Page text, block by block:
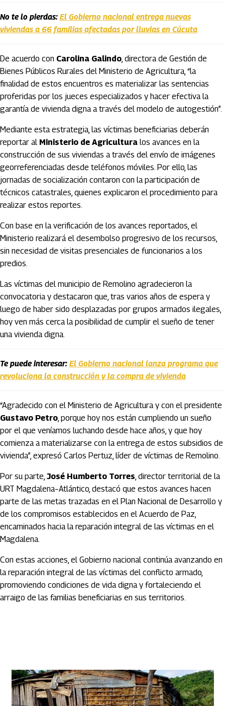
No te lo pierdas: El Gobierno nacional entrega nuevas
viviendas a 66 familias afectadas por lluvias en Cúcuta
De acuerdo con Carolina Galindo, directora de Gestión de
Bienes Públicos Rurales del Ministerio de Agricultura, “la
finalidad de estos encuentros es materializar las sentencias
proferidas por los jueces especializados y hacer efectiva la
garantía de vivienda digna a través del modelo de autogestión”.
Mediante esta estrategia, las víctimas beneficiarias deberán
reportar al Ministerio de Agricultura los avances en la
construcción de sus viviendas a través del envío de imágenes
georreferenciadas desde teléfonos móviles. Por ello, las
jornadas de socialización contaron con la participación de
técnicos catastrales, quienes explicaron el procedimiento para
realizar estos reportes.
Con base en la verificación de los avances reportados, el
Ministerio realizará el desembolso progresivo de los recursos,
sin necesidad de visitas presenciales de funcionarios a los
predios.
Las víctimas del municipio de Remolino agradecieron la
convocatoria y destacaron que, tras varios años de espera y
luego de haber sido desplazadas por grupos armados ilegales,
hoy ven más cerca la posibilidad de cumplir el sueño de tener
una vivienda digna.
Te puede interesar: El Gobierno nacional lanza programa que
revoluciona la construcción y la compra de vivienda
“Agradecido con el Ministerio de Agricultura y con el presidente
Gustavo Petro, porque hoy nos están cumpliendo un sueño
por el que veníamos luchando desde hace años, y que hoy
comienza a materializarse con la entrega de estos subsidios de
vivienda”, expresó Carlos Pertuz, líder de víctimas de Remolino.
Por su parte, José Humberto Torres, director territorial de la
URT Magdalena–Atlántico, destacó que estos avances hacen
parte de las metas trazadas en el Plan Nacional de Desarrollo y
de los compromisos establecidos en el Acuerdo de Paz,
encaminados hacia la reparación integral de las víctimas en el
Magdalena.
Con estas acciones, el Gobierno nacional continúa avanzando en
la reparación integral de las víctimas del conflicto armado,
promoviendo condiciones de vida digna y fortaleciendo el
arraigo de las familias beneficiarias en sus territorios.